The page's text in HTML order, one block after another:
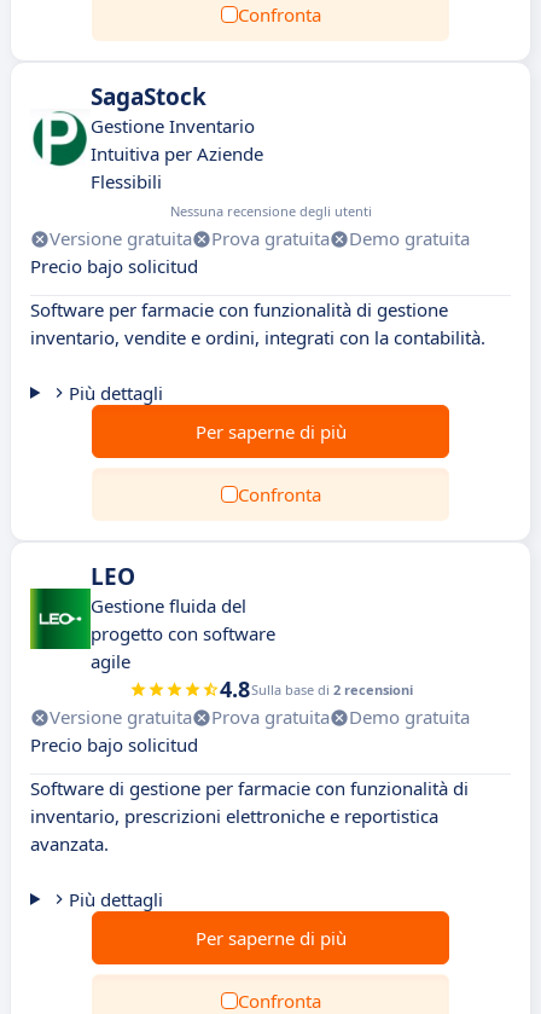
Confronta
SagaStock
Gestione Inventario
Intuitiva per Aziende
Flessibili
Nessuna recensione degli utenti
Versione gratuita Prova gratuita
Demo gratuita
Precio bajo solicitud
Software per farmacie con funzionalità di gestione
inventario, vendite e ordini, integrati con la contabilità.
Più dettagli
Per saperne di più
Confronta
LEO
Gestione fluida del
progetto con software
agile
4.8Sulla base di 2 recensioni
Versione gratuita Prova gratuita
Demo gratuita
Precio bajo solicitud
Software di gestione per farmacie con funzionalità di
inventario, prescrizioni elettroniche e reportistica
avanzata.
Più dettagli
Per saperne di più
Confronta